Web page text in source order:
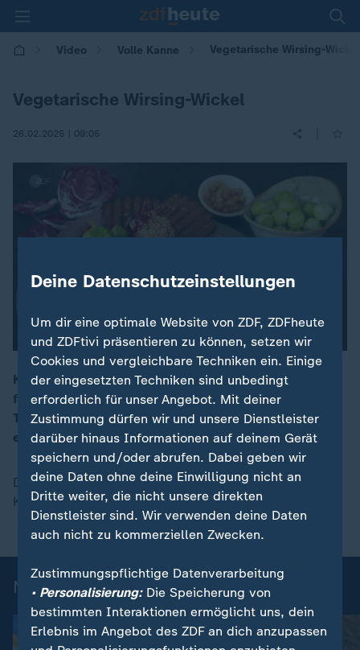
Video Volle Kanne Vegetarische Wirsing-Wickel
Vegetarische Wirsing-Wickel
26.02.2025 | 09:05
00:17
Klassische Kohlrouladen neu interpretiert: Die Wickel
füllt Mario Kotaska mit Buchweizen, getrockneten
Tomaten und Feta. Dazu gibt es Salzkartoffeln und
eine Sauce mit Ajvar.
Das Rezept "Vegetarische Wirsing-Wickel" von Mario
Kotaska finden Sie hier zumDownload.
Noch mehr vegetarische Rezepte
Deine Datenschutzeinstellungen
Um dir eine optimale Website von ZDF, ZDFheute
und ZDFtivi präsentieren zu können, setzen wir
Cookies und vergleichbare Techniken ein. Einige
der eingesetzten Techniken sind unbedingt
erforderlich für unser Angebot. Mit deiner
Zustimmung dürfen wir und unsere Dienstleister
darüber hinaus Informationen auf deinem Gerät
speichern und/oder abrufen. Dabei geben wir
deine Daten ohne deine Einwilligung nicht an
Dritte weiter, die nicht unsere direkten
Dienstleister sind. Wir verwenden deine Daten
auch nicht zu kommerziellen Zwecken.
Zustimmungspflichtige Datenverarbeitung
• Personalisierung:Die Speicherung von
bestimmten Interaktionen ermöglicht uns, dein
Erlebnis im Angebot des ZDF an dich anzupassen